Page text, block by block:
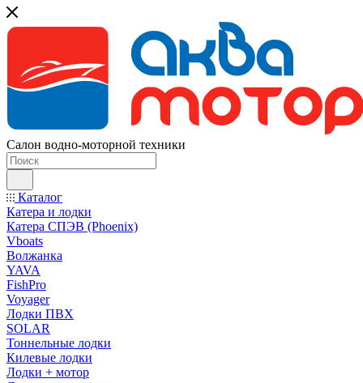
Салон водно-моторной техники
Каталог
Катера и лодки
Катера СПЭВ (Phoenix)
Vboats
Волжанка
YAVA
FishPro
Voyager
Лодки ПВХ
SOLAR
Тоннельные лодки
Килевые лодки
Лодки + мотор